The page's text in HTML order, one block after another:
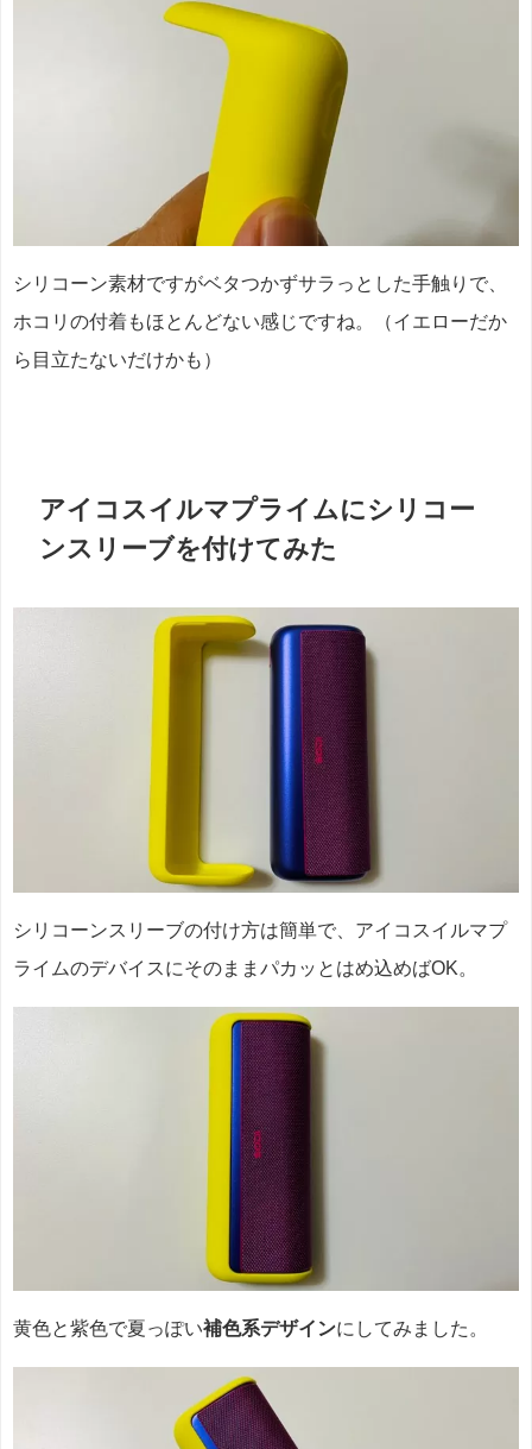
シリコーン素材ですがベタつかずサラっとした手触りで、
ホコリの付着もほとんどない感じですね。（イエローだか
ら目立たないだけかも）
アイコスイルマプライムにシリコー
ンスリーブを付けてみた
シリコーンスリーブの付け方は簡単で、アイコスイルマプ
ライムのデバイスにそのままパカッとはめ込めばOK。
黄色と紫色で夏っぽい補色系デザインにしてみました。